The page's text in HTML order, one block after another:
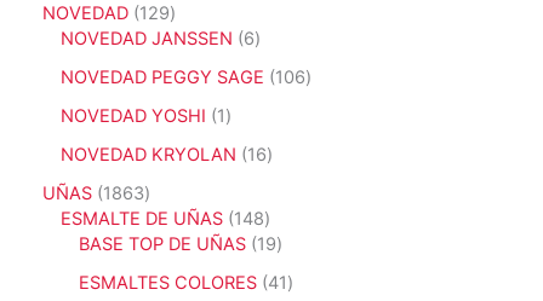
NOVEDAD 1291
2
p
r
d
c
t
s
NOVEDAD JANSSEN 66
r
u
t
o
NOVEDAD PEGGY SAGE 1061
NOVEDAD YOSHI 11
r
d
u
t
NOVEDAD KRYOLAN 161
r
o
d
UÑAS 18631
8
6
p
ESMALTE DE UÑAS 1481
4
p
BASE TOP DE UÑAS 191
p
ESMALTES COLORES 414